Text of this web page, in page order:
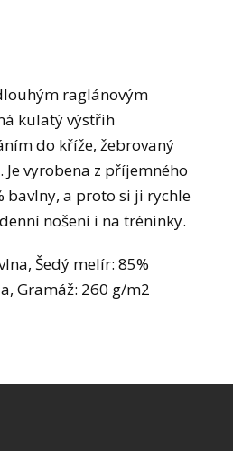
raglánovým
kulatý výstřih
do kříže, žebrovaný
Je vyrobena z příjemného
bavlny, a proto si ji rychle
nošení i na tréninky.
Šedý melír: 85%
Gramáž: 260 g/m2